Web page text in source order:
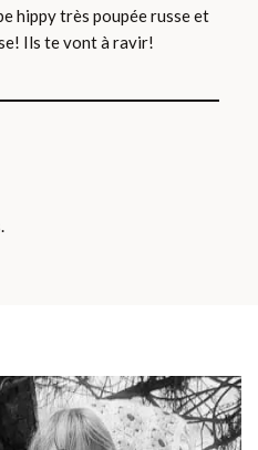
hippy très poupée russe et
Ils te vont à ravir!